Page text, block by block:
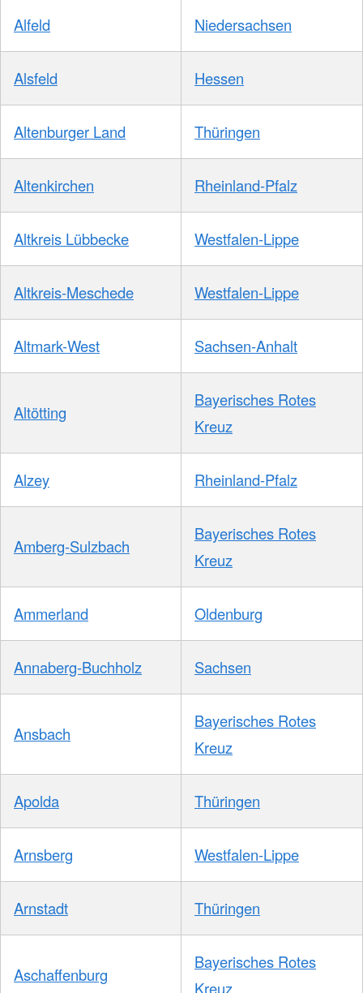
Alfeld Niedersachsen
Alsfeld Hessen
Altenburger Land Thüringen
Altenkirchen Rheinland-Pfalz
Altkreis Lübbecke Westfalen-Lippe
Altkreis-Meschede Westfalen-Lippe
Altmark-West Sachsen-Anhalt
Altötting
Bayerisches Rotes
Kreuz
Alzey Rheinland-Pfalz
Amberg-Sulzbach
Bayerisches Rotes
Kreuz
Ammerland Oldenburg
Annaberg-Buchholz Sachsen
Ansbach
Bayerisches Rotes
Kreuz
Apolda Thüringen
Arnsberg Westfalen-Lippe
Arnstadt Thüringen
Aschaffenburg
Bayerisches Rotes
Kreuz